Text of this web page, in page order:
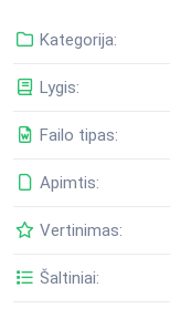
Kategorija:
Lygis:
Failo tipas:
Apimtis:
Vertinimas:
Šaltiniai: